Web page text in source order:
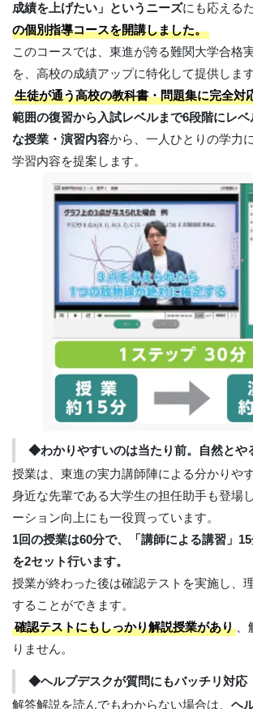
成績を上げたい」というニーズにも応えるた
の個別指導コースを開講しました。
このコースでは、東進が誇る難関大学合格
を、高校の成績アップに特化して提供します
生徒が通う高校の教科書・問題集に完全対
範囲の復習から入試レベルまで6段階にレ
な授業・演習内容から、一人ひとりの学力
学習内容を提案します。
◆わかりやすいのは当たり前。自然とや
授業は、東進の実力講師陣による分かりや
身近な先輩である大学生の担任助手も登場
ーション向上にも一役買っています。
1回の授業は60分で、「講師による講習」
を2セット行います。
授業が終わった後は確認テストを実施し、
することができます。
確認テストにもしっかり解説授業があり
りません。
◆ヘルプデスクが質問にもバッチリ対応
解答解説を読んでもわからない場合は、 ヘ